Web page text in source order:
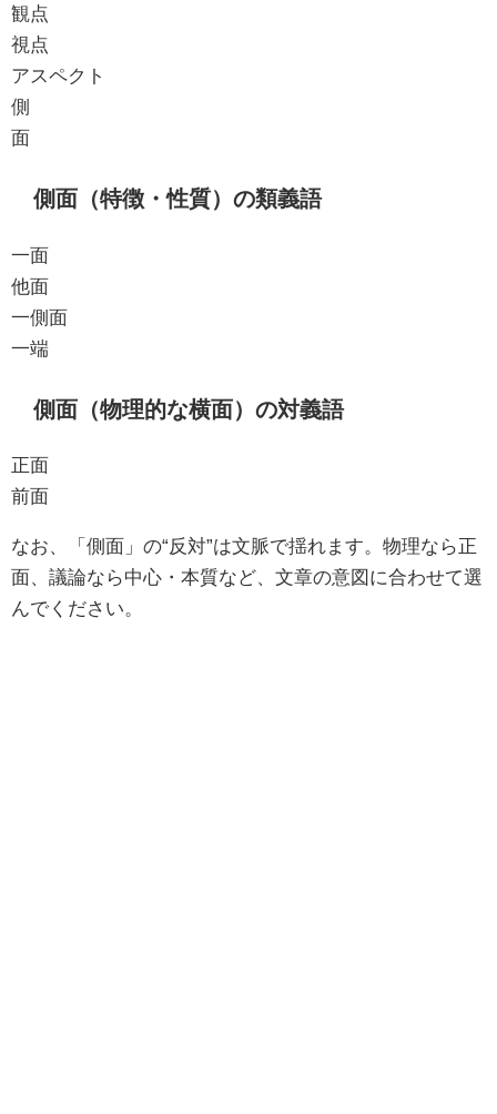
観点
視点
アスペクト
側
面
側面（特徴・性質）の類義語
一面
他面
一側面
一端
側面（物理的な横面）の対義語
正面
前面
なお、「側面」の“反対”は文脈で揺れます。物理なら正
面、議論なら中心・本質など、文章の意図に合わせて選
んでください。